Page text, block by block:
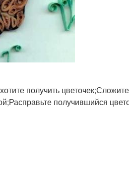
получить цветочек;Сложите
получившийся